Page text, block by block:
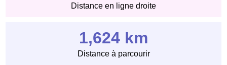
Distance en ligne droite
1,624 km
Distance à parcourir